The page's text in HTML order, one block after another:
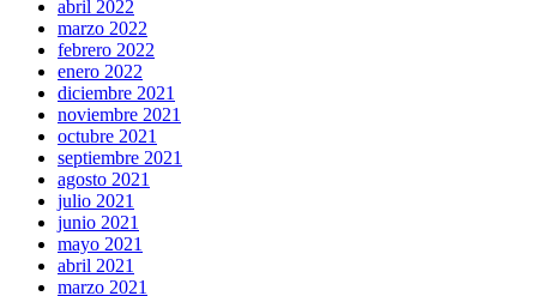
abril 2022
marzo 2022
febrero 2022
enero 2022
diciembre 2021
noviembre 2021
octubre 2021
septiembre 2021
agosto 2021
julio 2021
junio 2021
mayo 2021
abril 2021
marzo 2021